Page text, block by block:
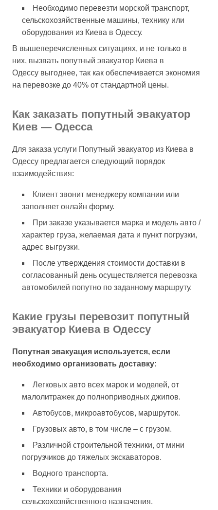
Необходимо перевезти морской транспорт,
сельскохозяйственные машины, технику или
оборудования из Киева в Одессу.
В вышеперечисленных ситуациях, и не только в
них, вызвать попутный эвакуатор Киева в
Одессу выгоднее, так как обеспечивается экономия
на перевозке до 40% от стандартной цены.
Как заказать попутный эвакуатор
Киев — Одесса
Для заказа услуги Попутный эвакуатор из Киева в
Одессу предлагается следующий порядок
взаимодействия:
Клиент звонит менеджеру компании или
заполняет онлайн форму.
При заказе указывается марка и модель авто /
характер груза, желаемая дата и пункт погрузки,
адрес выгрузки.
После утверждения стоимости доставки в
согласованный день осуществляется перевозка
автомобилей попутно по заданному маршруту.
Какие грузы перевозит попутный
эвакуатор Киева в Одессу
Попутная эвакуация используется, если
необходимо организовать доставку:
Легковых авто всех марок и моделей, от
малолитражек до полноприводных джипов.
Автобусов, микроавтобусов, маршруток.
Грузовых авто, в том числе – с грузом.
Различной строительной техники, от мини
погрузчиков до тяжелых экскаваторов.
Водного транспорта.
Техники и оборудования
сельскохозяйственного назначения.